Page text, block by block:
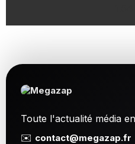
Toute l'actualité média
✉️ contact@megazap.fr